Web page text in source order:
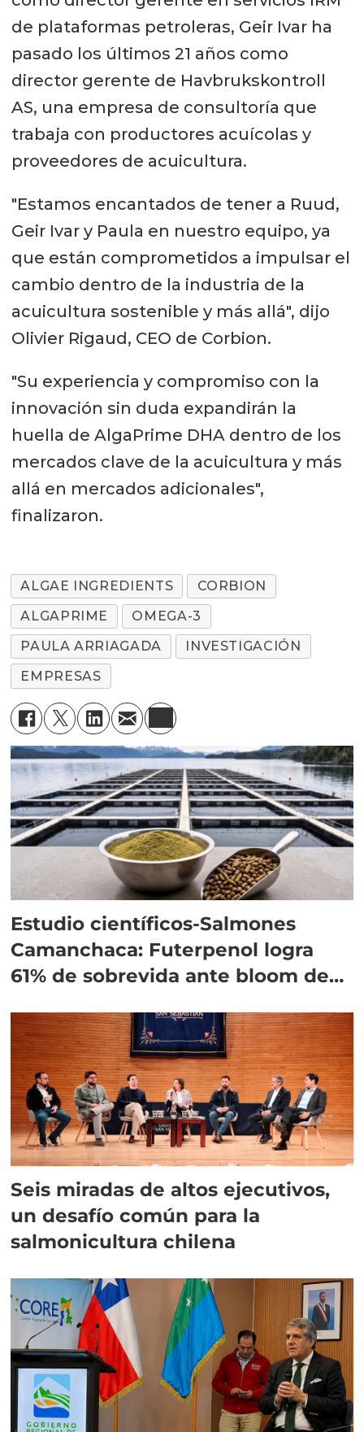
de plataformas petroleras, Geir Ivar ha
pasado los últimos 21 años como
director gerente de Havbrukskontroll
AS, una empresa de consultoría que
trabaja con productores acuícolas y
proveedores de acuicultura.
"Estamos encantados de tener a Ruud,
Geir Ivar y Paula en nuestro equipo, ya
que están comprometidos a impulsar el
cambio dentro de la industria de la
acuicultura sostenible y más allá", dijo
Olivier Rigaud, CEO de Corbion.
"Su experiencia y compromiso con la
innovación sin duda expandirán la
huella de AlgaPrime DHA dentro de los
mercados clave de la acuicultura y más
allá en mercados adicionales",
finalizaron.
ALGAE INGREDIENTS
CORBION
ALGAPRIME
OMEGA-3
PAULA ARRIAGADA
INVESTIGACIÓN
EMPRESAS
Estudio científicos-Salmones
Camanchaca: Futerpenol logra
61% de sobrevida ante bloom de
Seis miradas de altos ejecutivos,
un desafío común para la
salmonicultura chilena